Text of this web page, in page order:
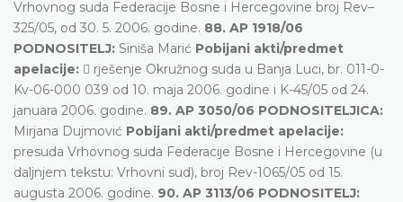
Vrhovnog suda Federacije Bosne i Hercegovine broj Rev–
325/05, od 30. 5. 2006. godine. 88. AP 1918/06
PODNOSITELJ: Siniša Marić Pobijani akti/predmet
apelacije:  rješenje Okružnog suda u Banja Luci, br. 011-0-
Kv-06-000 039 od 10. maja 2006. godine i K-45/05 od 24.
januara 2006. godine. 89. AP 3050/06 PODNOSITELJICA:
Mirjana Dujmović Pobijani akti/predmet apelacije:
presuda Vrhovnog suda Federacije Bosne i Hercegovine (u
daljnjem tekstu: Vrhovni sud), broj Rev-1065/05 od 15.
augusta 2006. godine. 90. AP 3113/06 PODNOSITELJ: